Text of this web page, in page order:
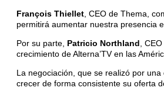
François Thiellet , CEO de Thema,
permitirá aumentar nuestra presencia
Por su parte, Patricio Northland ,
crecimiento de Alterna’TV en las
La negociación, que se realizó por
crecer de forma consistente su oferta